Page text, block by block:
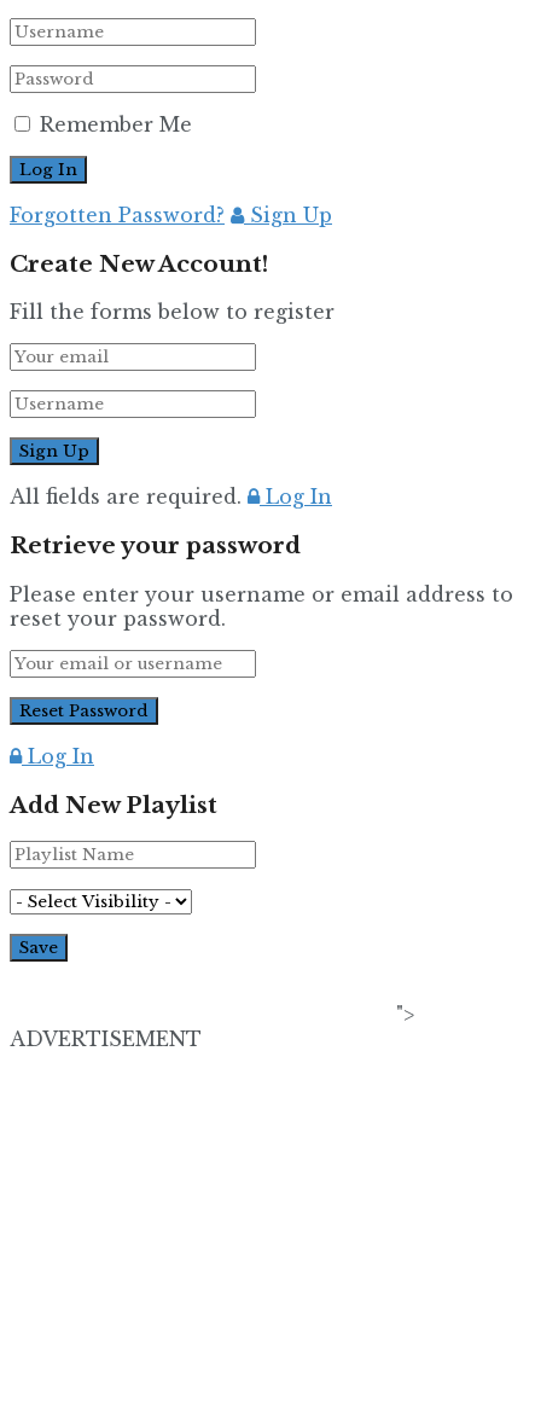
Remember Me
Forgotten Password? Sign Up
Create New Account!
Fill the forms below to register
All fields are required. Log In
Retrieve your password
Please enter your username or email address to
reset your password.
Log In
Add New Playlist
">
ADVERTISEMENT